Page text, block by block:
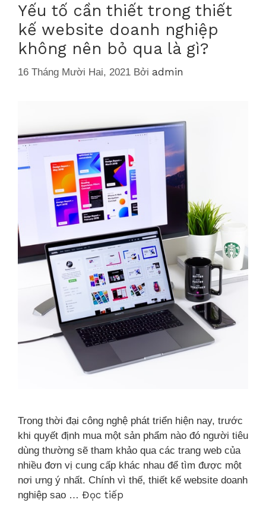
Yếu tố cần thiết trong thiết
kế website doanh nghiệp
không nên bỏ qua là gì?
16 Tháng Mười Hai, 2021 Bởi admin
Trong thời đại công nghệ phát triển hiện nay, trước
khi quyết định mua một sản phẩm nào đó người tiêu
dùng thường sẽ tham khảo qua các trang web của
nhiều đơn vị cung cấp khác nhau để tìm được một
nơi ưng ý nhất. Chính vì thế, thiết kế website doanh
nghiệp sao … Đọc tiếp